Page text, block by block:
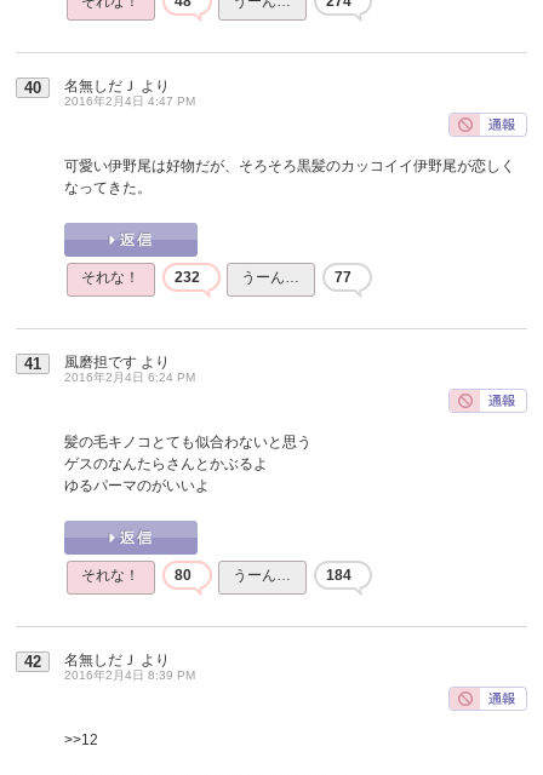
40 名無しだＪ より
2016年2月4日 4:47 PM
可愛い伊野尾は好物だが、そろそろ黒髪のカッコイイ伊野尾が恋しく
なってきた。
それな！ 232 うーん… 77
41 風磨担です より
2016年2月4日 6:24 PM
髪の毛キノコとても似合わないと思う
ゲスのなんたらさんとかぶるよ
ゆるパーマのがいいよ
それな！ 80 うーん… 184
42 名無しだＪ より
2016年2月4日 8:39 PM
>>12